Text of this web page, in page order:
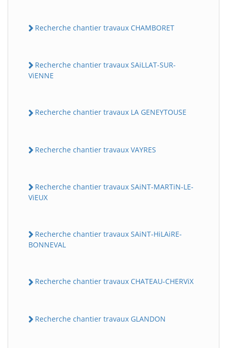
Recherche chantier travaux CHAMBORET
Recherche chantier travaux SAiLLAT-SUR-
ViENNE
Recherche chantier travaux LA GENEYTOUSE
Recherche chantier travaux VAYRES
Recherche chantier travaux SAiNT-MARTiN-LE-
ViEUX
Recherche chantier travaux SAiNT-HiLAiRE-
BONNEVAL
Recherche chantier travaux CHATEAU-CHERViX
Recherche chantier travaux GLANDON